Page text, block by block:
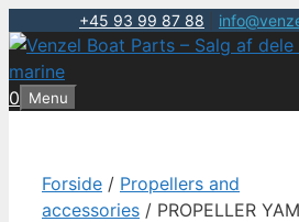
+45 93 99 87 88
Hop
til
indhold
0 Menu
Forside / Propellers and
accessories / PROPELLER